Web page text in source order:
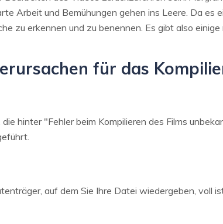
Arbeit und Bemühungen gehen ins Leere. Da es
zu erkennen und zu benennen. Es gibt also
für das
hinter "Fehler beim Kompilieren des Films
auf dem Sie Ihre Datei wiedergeben, voll